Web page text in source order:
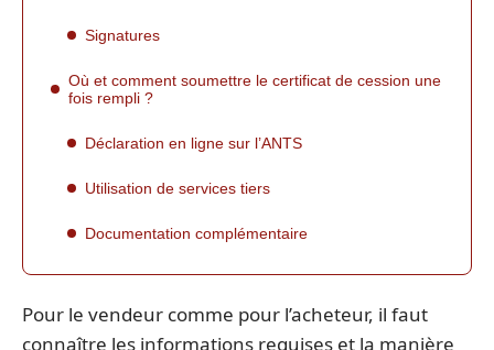
Signatures
Où et comment soumettre le certificat de cession une
fois rempli ?
Déclaration en ligne sur l’ANTS
Utilisation de services tiers
Documentation complémentaire
Pour le vendeur comme pour l’acheteur, il faut
connaître les informations requises et la manière